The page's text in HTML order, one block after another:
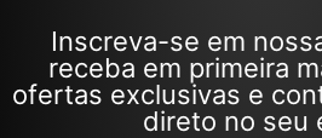
Inscreva-se em
receba em primeira
ofertas exclusivas e
direto no seu